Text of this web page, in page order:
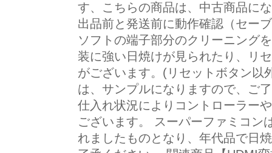
す、こちらの商品は、中古商品に
出品前と発送前に動作確認（セー
ソフトの端子部分のクリーニング
装に強い日焼けが見られたり、リ
がございます。(リセットボタン以
は、サンプルになりますので、ご
仕入れ状況によりコントローラー
ございます。 スーパーファミコン
れましたものとなり、年代品で日